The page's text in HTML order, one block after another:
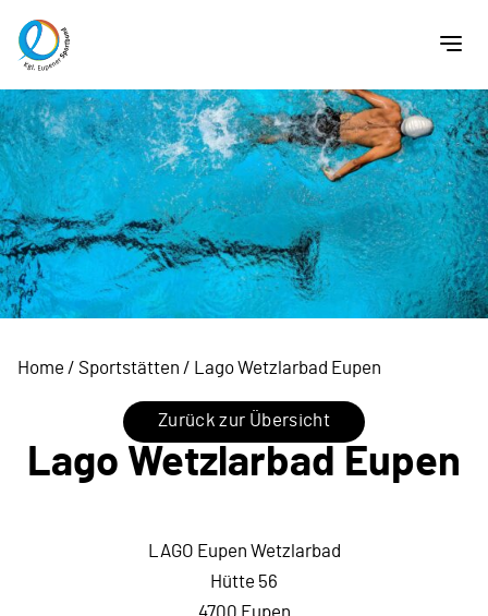
Home / Sportstätten / Lago Wetzlarbad Eupen
Zurück zur Übersicht
Lago Wetzlarbad Eupen
LAGO Eupen Wetzlarbad
Hütte 56